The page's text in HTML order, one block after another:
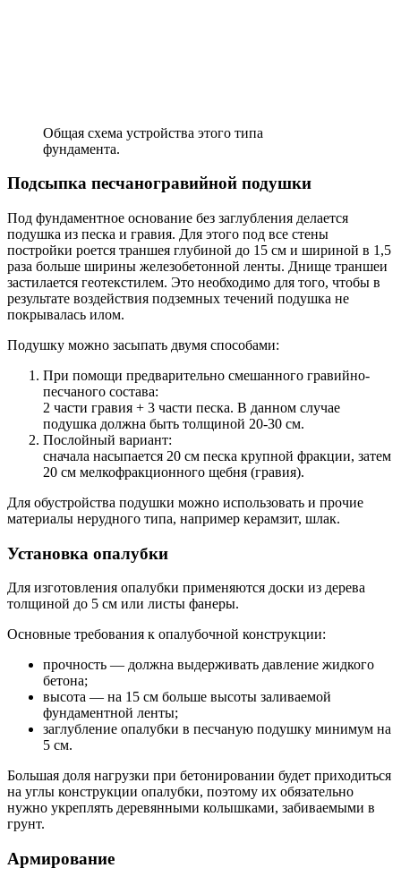
Общая схема устройства этого типа
фундамента.
Подсыпка песчаногравийной подушки
Под фундаментное основание без заглубления делается
подушка из песка и гравия. Для этого под все стены
постройки роется траншея глубиной до 15 см и шириной в 1,5
раза больше ширины железобетонной ленты. Днище траншеи
застилается геотекстилем. Это необходимо для того, чтобы в
результате воздействия подземных течений подушка не
покрывалась илом.
Подушку можно засыпать двумя способами:
При помощи предварительно смешанного гравийно-
песчаного состава:
2 части гравия + 3 части песка. В данном случае
подушка должна быть толщиной 20-30 см.
Послойный вариант:
сначала насыпается 20 см песка крупной фракции, затем
20 см мелкофракционного щебня (гравия).
Для обустройства подушки можно использовать и прочие
материалы нерудного типа, например керамзит, шлак.
Установка опалубки
Для изготовления опалубки применяются доски из дерева
толщиной до 5 см или листы фанеры.
Основные требования к опалубочной конструкции:
прочность — должна выдерживать давление жидкого
бетона;
высота — на 15 см больше высоты заливаемой
фундаментной ленты;
заглубление опалубки в песчаную подушку минимум на
5 см.
Большая доля нагрузки при бетонировании будет приходиться
на углы конструкции опалубки, поэтому их обязательно
нужно укреплять деревянными колышками, забиваемыми в
грунт.
Армирование